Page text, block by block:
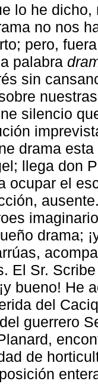
lo he
no nos
pero,
palabra
sin
silencio
drama
llega don
ocupar el
drama;
El Sr.
bueno! He
del
guerrero
de